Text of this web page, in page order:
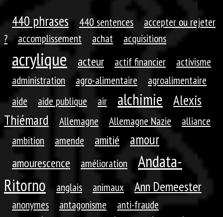
440 phrases 440 sentences
accepter ou rejeter
?
accomplissement achat acquisitions
acrylique acteur actif financier
activisme
administration
agro-alimentaire
agroalimentaire
aide
aide publique air alchimie
Alexis
Thiémard
Allemagne Allemagne Nazie
alliance
ambition
amende amitié amour
amourescence amélioration
Andata-
Ritorno
anglais animaux Ann Demeester
anonymes antagonisme
anti-fraude